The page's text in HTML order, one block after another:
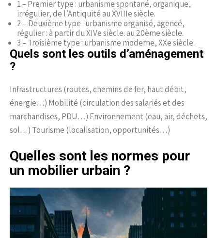
1 – Premier type : urbanisme spontané, organique,
irrégulier, de l’Antiquité au XVIIIe siècle.
2 – Deuxième type : urbanisme organisé, agencé,
régulier : à partir du XIVe siècle. au 20ème siècle.
3 – Troisième type : urbanisme moderne, XXe siècle.
Quels sont les outils d’aménagement
?
Infrastructures (routes, chemins de fer, haut débit,
énergie…) Mobilité (circulation des salariés et des
marchandises, PDU…) Environnement (eau, air, déchets,
sol…) Tourisme (localisation, opportunités…)
Quelles sont les normes pour
un mobilier urbain ?